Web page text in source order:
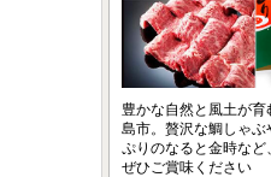
豊かな自然と風土が
島市。贅沢な鯛しゃぶ
ぷりのなると金時など
ぜひご賞味ください